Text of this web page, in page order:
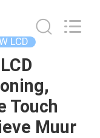
LCD
Touch
Muur